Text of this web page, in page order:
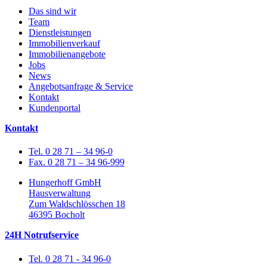
Das sind wir
Team
Dienstleistungen
Immobilienverkauf
Immobilienangebote
Jobs
News
Angebotsanfrage & Service
Kontakt
Kundenportal
Kontakt
Tel. 0 28 71 – 34 96-0
Fax. 0 28 71 – 34 96-999
Hungerhoff GmbH
Hausverwaltung
Zum Waldschlösschen 18
46395 Bocholt
24H Notrufservice
Tel. 0 28 71 - 34 96-0